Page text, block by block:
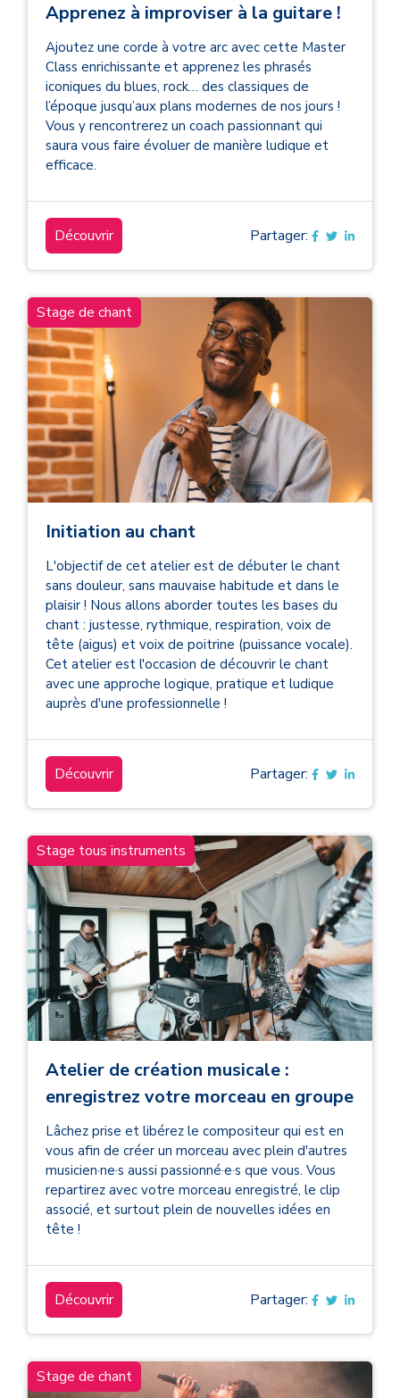
Apprenez à improviser à la guitare !
Ajoutez une corde à votre arc avec cette Master
Class enrichissante et apprenez les phrasés
iconiques du blues, rock… des classiques de
l’époque jusqu’aux plans modernes de nos jours !
Vous y rencontrerez un coach passionnant qui
saura vous faire évoluer de manière ludique et
efficace.
Découvrir Partager:
Stage de chant
Initiation au chant
L'objectif de cet atelier est de débuter le chant
sans douleur, sans mauvaise habitude et dans le
plaisir ! Nous allons aborder toutes les bases du
chant : justesse, rythmique, respiration, voix de
tête (aigus) et voix de poitrine (puissance vocale).
Cet atelier est l'occasion de découvrir le chant
avec une approche logique, pratique et ludique
auprès d'une professionnelle !
Découvrir Partager:
Stage tous instruments
Atelier de création musicale :
enregistrez votre morceau en groupe
Lâchez prise et libérez le compositeur qui est en
vous afin de créer un morceau avec plein d'autres
musicien·ne·s aussi passionné·e·s que vous. Vous
repartirez avec votre morceau enregistré, le clip
associé, et surtout plein de nouvelles idées en
tête !
Découvrir Partager:
Stage de chant